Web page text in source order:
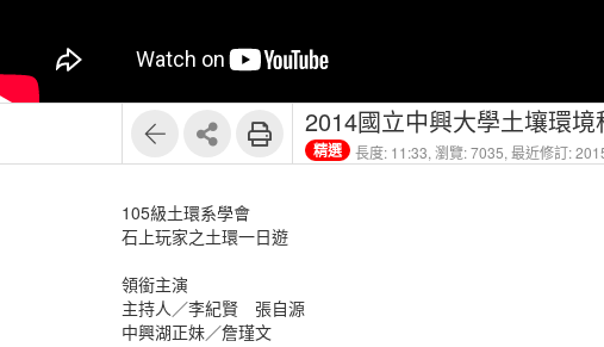
2014國立中興大學土壤環境
精選 長度: 11:33,瀏覽: 7035,最近修訂:
105級土環系學會
石上玩家之土環一日遊
領銜主演
主持人／李紀賢 張自源
中興湖正妹／詹瑾文